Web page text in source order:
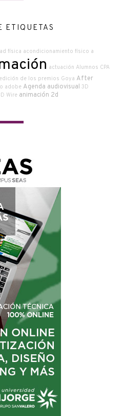
ETIQUETAS
física acondicionamiento físico a
actuación Alumnos CPA
de los premios Goya After
adobe Agenda audiovisual 3D
Wire animación 2d